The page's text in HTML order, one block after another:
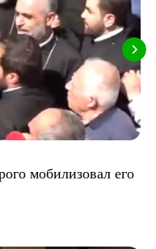
мобилизовал его